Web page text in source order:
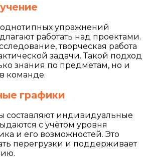
однотипных упражнений
работать над проектами.
творческая работа
задачи. Такой подход
знания по предметам, но и
команде.
графики
составляют индивидуальные
с учётом уровня
и его возможностей. Это
перегрузки и поддерживает